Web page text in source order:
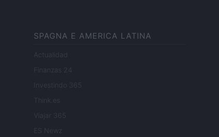
SPAGNA E AMERICA LATINA
Actualidad
Finanzas 24
Investindo 365
Think.es
Viajar 365
ES Newz